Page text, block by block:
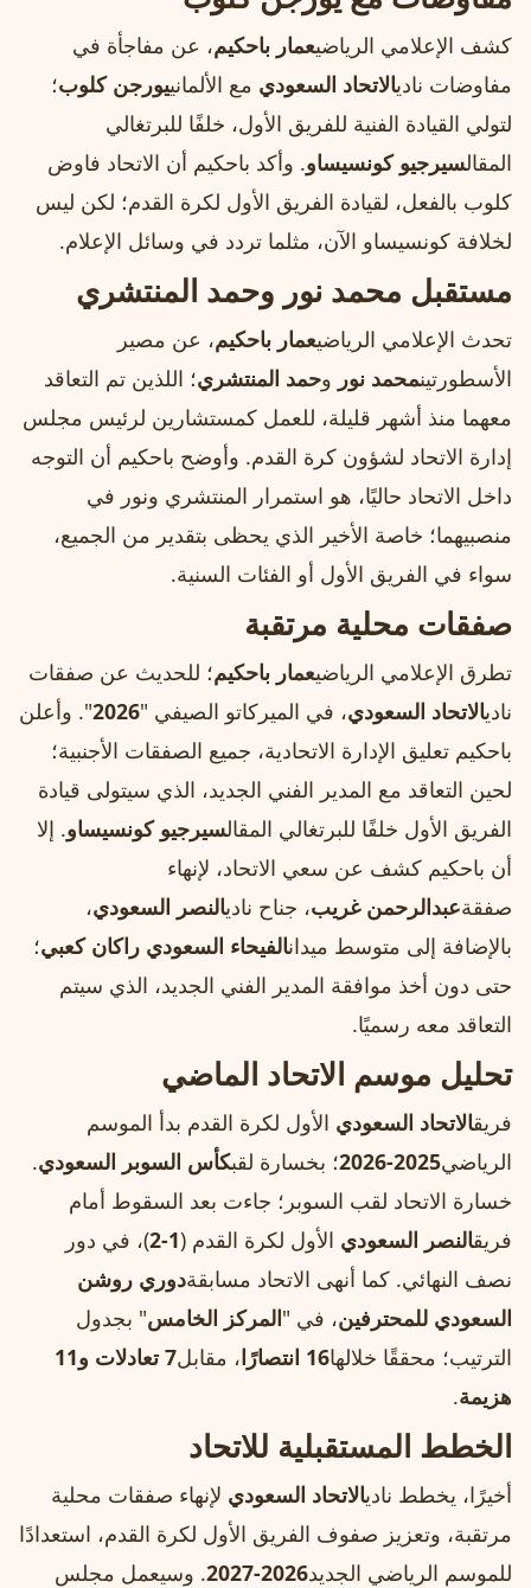
كشف الإعلامي الرياضيعمار باحكيم، عن مفاجأة في
مفاوضات ناديالاتحاد السعودي مع الألمانييورجن كلوب؛
لتولي القيادة الفنية للفريق الأول، خلفًا للبرتغالي
المقالسيرجيو كونسيساو. وأكد باحكيم أن الاتحاد فاوض
كلوب بالفعل، لقيادة الفريق الأول لكرة القدم؛ لكن ليس
لخلافة كونسيساو الآن، مثلما تردد في وسائل الإعلام.
مستقبل محمد نور وحمد المنتشري
تحدث الإعلامي الرياضيعمار باحكيم، عن مصير
الأسطورتينمحمد نور وحمد المنتشري؛ اللذين تم التعاقد
معهما منذ أشهر قليلة، للعمل كمستشارين لرئيس مجلس
إدارة الاتحاد لشؤون كرة القدم. وأوضح باحكيم أن التوجه
داخل الاتحاد حاليًا، هو استمرار المنتشري ونور في
منصبيهما؛ خاصة الأخير الذي يحظى بتقدير من الجميع،
سواء في الفريق الأول أو الفئات السنية.
صفقات محلية مرتقبة
تطرق الإعلامي الرياضيعمار باحكيم؛ للحديث عن صفقات
ناديالاتحاد السعودي، في الميركاتو الصيفي "2026". وأعلن
باحكيم تعليق الإدارة الاتحادية، جميع الصفقات الأجنبية؛
لحين التعاقد مع المدير الفني الجديد، الذي سيتولى قيادة
الفريق الأول خلفًا للبرتغالي المقالسيرجيو كونسيساو. إلا
أن باحكيم كشف عن سعي الاتحاد، لإنهاء
صفقةعبدالرحمن غريب، جناح ناديالنصر السعودي،
بالإضافة إلى متوسط ميدانالفيحاء السعودي راكان كعبي؛
حتى دون أخذ موافقة المدير الفني الجديد، الذي سيتم
التعاقد معه رسميًا.
تحليل موسم الاتحاد الماضي
فريقالاتحاد السعودي الأول لكرة القدم بدأ الموسم
الرياضي2025-2026 ؛ بخسارة لقبكأس السوبر السعودي.
خسارة الاتحاد لقب السوبر؛ جاءت بعد السقوط أمام
فريقالنصر السعودي الأول لكرة القدم (1-2
)، في دور
نصف النهائي. كما أنهى الاتحاد مسابقةدوري روشن
السعودي للمحترفين، في "المركز الخامس" بجدول
الترتيب؛ محققًا خلالها16 انتصارًا ، مقابل
7 تعادلات و11
هزيمة.
الخطط المستقبلية للاتحاد
أخيرًا، يخطط ناديالاتحاد السعودي لإنهاء صفقات محلية
مرتقبة، وتعزيز صفوف الفريق الأول لكرة القدم، استعدادًا
للموسم الرياضي الجديد2026-2027 . وسيعمل مجلس